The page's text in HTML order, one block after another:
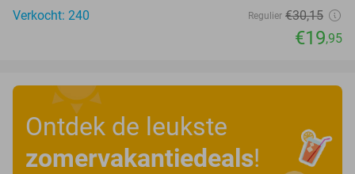
Verkocht: 240
Regulier €30,15
€19,95
Ontdek de leukste
zomervakantiedeals!